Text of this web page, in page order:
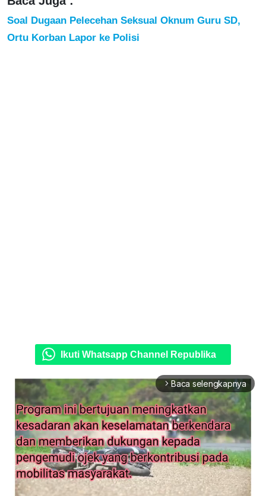
Soal Dugaan Pelecehan Seksual Oknum Guru SD,
Ortu Korban Lapor ke Polisi
Ikuti Whatsapp Channel Republika
arrow_forward_ios Baca selengkapnya